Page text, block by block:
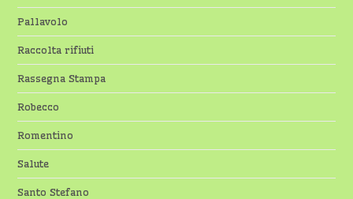
Pallavolo
Raccolta rifiuti
Rassegna Stampa
Robecco
Romentino
Salute
Santo Stefano